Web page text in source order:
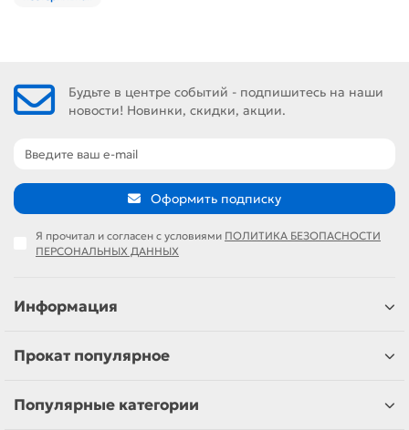
Будьте в центре событий - подпишитесь на наши
новости! Новинки, скидки, акции.
Оформить подписку
Я прочитал и согласен с условиями ПОЛИТИКА БЕЗОПАСНОСТИ
ПЕРСОНАЛЬНЫХ ДАННЫХ
Информация
Прокат популярное
Популярные категории